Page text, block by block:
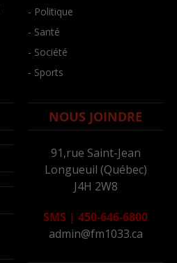
- Politique
- Santé
- Société
- Sports
NOUS JOINDRE
91,rue Saint-Jean
Longueuil (Québec)
J4H 2W8
SMS | 450-646-6800
admin@fm1033.ca